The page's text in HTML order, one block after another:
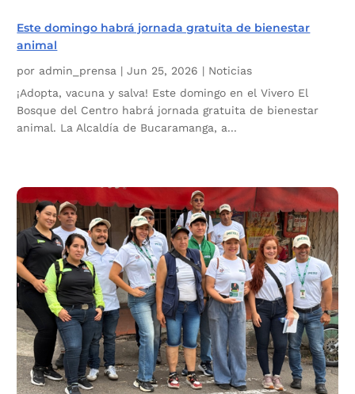
Este domingo habrá jornada gratuita de bienestar
animal
por admin_prensa |Jun 25, 2026 | Noticias
¡Adopta, vacuna y salva! Este domingo en el Vivero El
Bosque del Centro habrá jornada gratuita de bienestar
animal. La Alcaldía de Bucaramanga, a...